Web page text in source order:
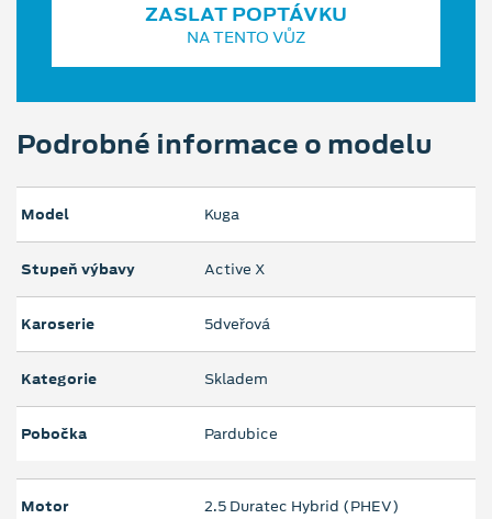
ZASLAT POPTÁVKU
NA TENTO VŮZ
Podrobné informace o modelu
Model Kuga
Stupeň výbavy Active X
Karoserie 5dveřová
Kategorie Skladem
Pobočka Pardubice
Motor 2.5 Duratec Hybrid (PHEV)